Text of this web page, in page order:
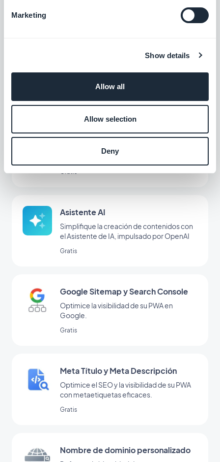
Marketing
Show details
Allow all
Allow selection
Deny
formularios de GoodBarber.
Offline
El contenido de tu aplicación disponible
incluso sin conexión
Gratis
Asistente AI
Simplifique la creación de contenidos con
el Asistente de IA, impulsado por OpenAI
Gratis
Google Sitemap y Search Console
Optimice la visibilidad de su PWA en
Google.
Gratis
Meta Título y Meta Descripción
Optimice el SEO y la visibilidad de su PWA
con metaetiquetas eficaces.
Gratis
Nombre de dominio personalizado